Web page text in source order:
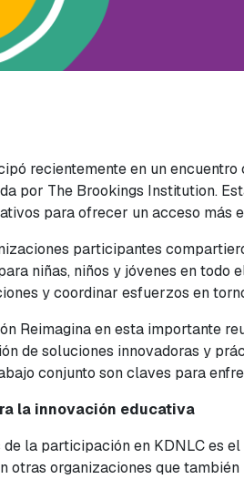
recientemente en un
por The Brookings Institution.
para ofrecer un acceso más
participantes
niñas, niños y jóvenes en
y coordinar esfuerzos en
Reimagina en esta importante
de soluciones innovadoras y
conjunto son claves para
la innovación educativa
la participación en KDNLC es
otras organizaciones que